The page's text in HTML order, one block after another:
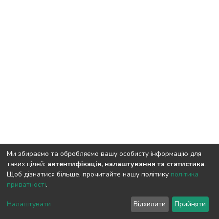
Cookie
End User
Agreement
Send
Feedback
Ми збираємо та обробляємо вашу особисту інформацію для
таких цілей: автентифікація, налаштування та статистика.
Щоб дізнатися більше, прочитайте нашу політику політика
приватності.
Налаштувати Відхилити Прийняти